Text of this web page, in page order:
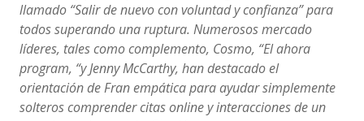
llamado “Salir de nuevo con voluntad y confianza” para
todos superando una ruptura. Numerosos mercado
líderes, tales como complemento, Cosmo, “El ahora
program, “y Jenny McCarthy, han destacado el
orientación de Fran empática para ayudar simplemente
solteros comprender citas online y interacciones de un